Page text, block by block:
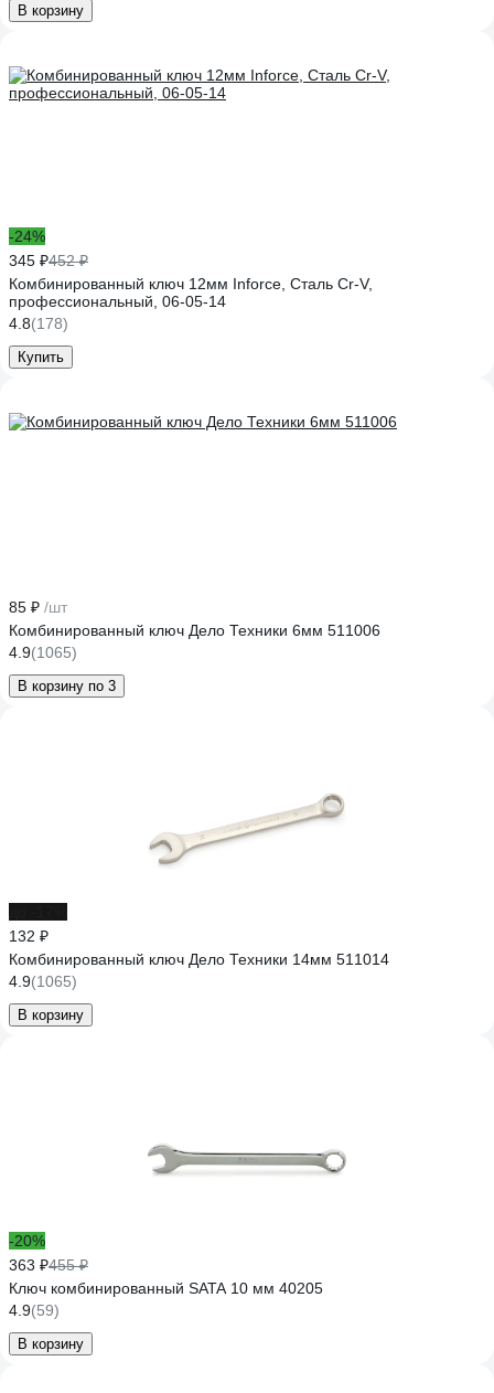
В корзину
-24%
345 ₽452 ₽
Комбинированный ключ 12мм Inforce, Сталь Cr-V,
профессиональный, 06-05-14
4.8(178)
Купить
85 ₽ /шт
Комбинированный ключ Дело Техники 6мм 511006
4.9(1065)
В корзину по 3
132 ₽
Комбинированный ключ Дело Техники 14мм 511014
4.9(1065)
В корзину
-20%
363 ₽455 ₽
Ключ комбинированный SATA 10 мм 40205
4.9(59)
В корзину